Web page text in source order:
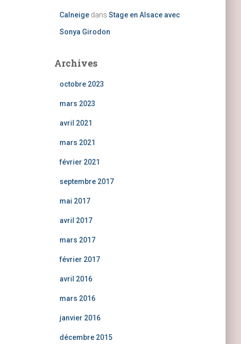
Calneigedans Stage en Alsace avec
Sonya Girodon
Archives
octobre 2023
mars 2023
avril 2021
mars 2021
février 2021
septembre 2017
mai 2017
avril 2017
mars 2017
février 2017
avril 2016
mars 2016
janvier 2016
décembre 2015